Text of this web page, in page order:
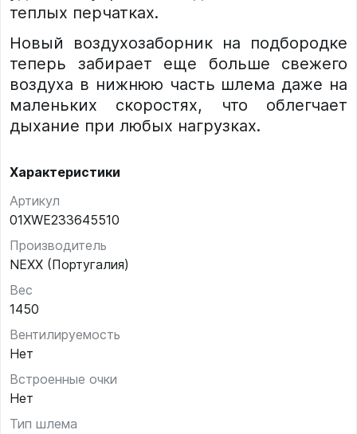
теплых перчатках.
Новый воздухозаборник на подбородке
теперь забирает еще больше свежего
воздуха в нижнюю часть шлема даже на
маленьких скоростях, что облегчает
дыхание при любых нагрузках.
Характеристики
Артикул
01XWE233645510
Производитель
NEXX (Португалия)
Вес
1450
Вентилируемость
Нет
Встроенные очки
Нет
Тип шлема